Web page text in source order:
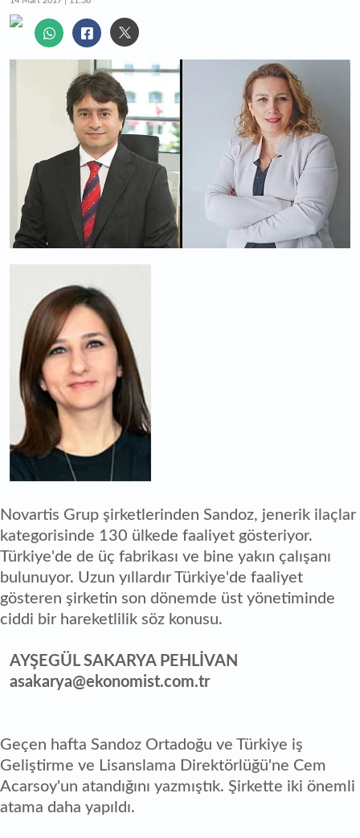
Novartis Grup şirketlerinden Sandoz, jenerik ilaçlar
kategorisinde 130 ülkede faaliyet gösteriyor.
Türkiye'de de üç fabrikası ve bine yakın çalışanı
bulunuyor. Uzun yıllardır Türkiye'de faaliyet
gösteren şirketin son dönemde üst yönetiminde
ciddi bir hareketlilik söz konusu.
AYŞEGÜL SAKARYA PEHLİVAN
asakarya@ekonomist.com.tr
Geçen hafta Sandoz Ortadoğu ve Türkiye iş
Geliştirme ve Lisanslama Direktörlüğü'ne Cem
Acarsoy'un atandığını yazmıştık. Şirkette iki önemli
atama daha yapıldı.